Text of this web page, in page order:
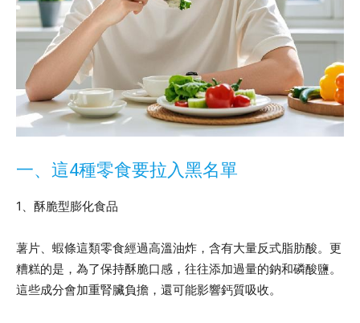
一、這4種零食要拉入黑名單
1、酥脆型膨化食品
薯片、蝦條這類零食經過高溫油炸，含有大量反式脂肪酸。更
糟糕的是，為了保持酥脆口感，往往添加過量的鈉和磷酸鹽。
這些成分會加重腎臟負擔，還可能影響鈣質吸收。